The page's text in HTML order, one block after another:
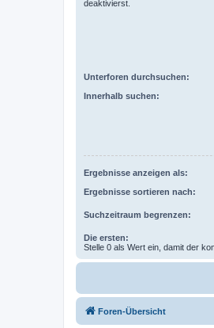
deaktivierst.
Unterforen durchsuchen:
Innerhalb suchen:
Ergebnisse anzeigen als:
Ergebnisse sortieren nach:
Suchzeitraum begrenzen:
Die ersten:
Stelle 0 als Wert ein, damit der
Foren-Übersicht